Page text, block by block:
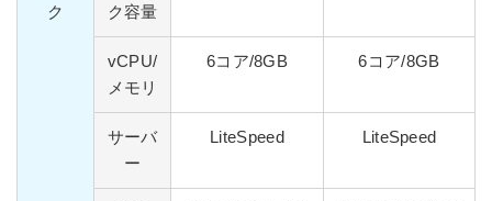
ク
ク容量
vCPU/
メモリ
6コア/8GB 6コア/8GB
サーバ
ー
LiteSpeed LiteSpeed